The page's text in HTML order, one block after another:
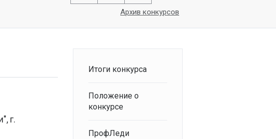
Архив конкурсов
г.
Итоги конкурса
Положение о
конкурсе
ПрофЛеди